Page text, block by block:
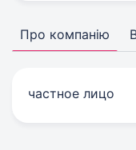
Про компанію
частное лицо